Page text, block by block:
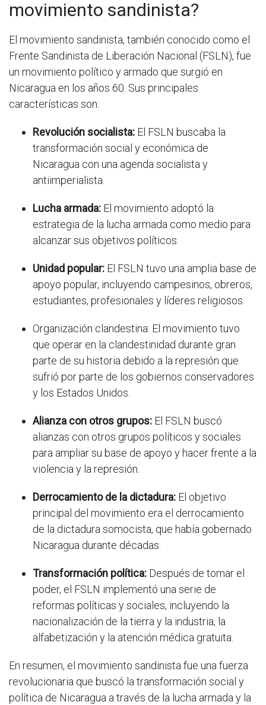
movimiento sandinista?
El movimiento sandinista, también conocido como el
Frente Sandinista de Liberación Nacional (FSLN), fue
un movimiento político y armado que surgió en
Nicaragua en los años 60. Sus principales
características son:
Revolución socialista: El FSLN buscaba la
transformación social y económica de
Nicaragua con una agenda socialista y
antiimperialista.
Lucha armada: El movimiento adoptó la
estrategia de la lucha armada como medio para
alcanzar sus objetivos políticos.
Unidad popular: El FSLN tuvo una amplia base de
apoyo popular, incluyendo campesinos, obreros,
estudiantes, profesionales y líderes religiosos.
Organización clandestina: El movimiento tuvo
que operar en la clandestinidad durante gran
parte de su historia debido a la represión que
sufrió por parte de los gobiernos conservadores
y los Estados Unidos.
Alianza con otros grupos: El FSLN buscó
alianzas con otros grupos políticos y sociales
para ampliar su base de apoyo y hacer frente a la
violencia y la represión.
Derrocamiento de la dictadura: El objetivo
principal del movimiento era el derrocamiento
de la dictadura somocista, que había gobernado
Nicaragua durante décadas.
Transformación política: Después de tomar el
poder, el FSLN implementó una serie de
reformas políticas y sociales, incluyendo la
nacionalización de la tierra y la industria, la
alfabetización y la atención médica gratuita.
En resumen, el movimiento sandinista fue una fuerza
revolucionaria que buscó la transformación social y
política de Nicaragua a través de la lucha armada y la